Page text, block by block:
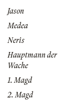
Jason
Medea
Neris
Hauptmann der
Wache
1. Magd
2. Magd